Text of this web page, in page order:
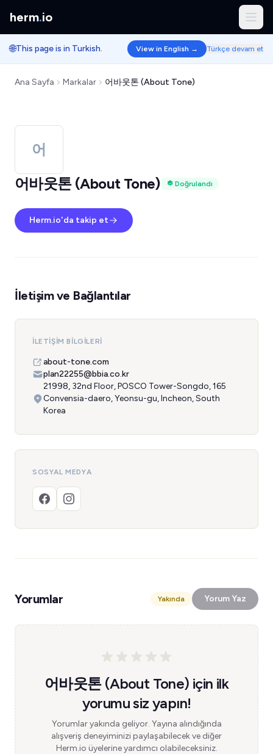
herm.io
🌐This page is in Turkish. View in English → Türkçe devam et
Ana Sayfa Markalar 어바웃톤 (About Tone)
어
어바웃톤 (About Tone)
Doğrulandı
Herm.io'da takip et
İletişim ve Bağlantılar
İLETIŞIM BILGILERI
about-tone.com
plan22255@bbia.co.kr
21998, 32nd Floor, POSCO Tower-Songdo, 165
Convensia-daero, Yeonsu-gu, Incheon, South
Korea
SOSYAL MEDYA
Yorumlar Yakında Yorum Yaz
어바웃톤 (About Tone) için ilk
yorumu siz yapın!
Yorumlar yakında geliyor. Yayına alındığında
alışveriş deneyiminizi paylaşabilecek ve diğer
Herm.io üyelerine yardımcı olabileceksiniz.